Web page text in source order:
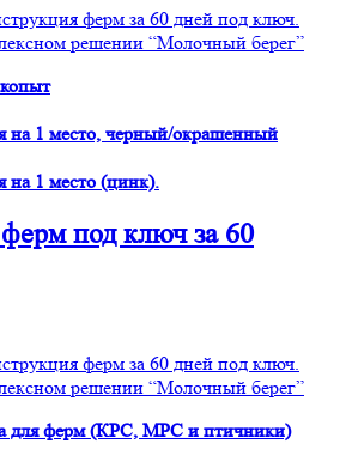
ферм за 60 дней под ключ.
решении “Молочный берег”
на 1 место, черный/окрашенный
на 1 место (цинк).
фермпод ключ за 60
ферм за 60 дней под ключ.
решении “Молочный берег”
для ферм (КРС, МРС и птичники)